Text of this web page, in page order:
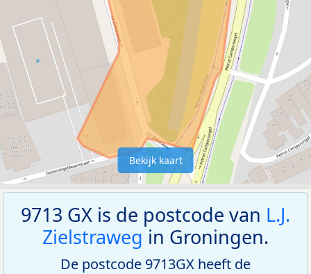
Bekijk kaart
9713 GX is de postcode van L.J.
Zielstraweg in Groningen.
De postcode 9713GX heeft de